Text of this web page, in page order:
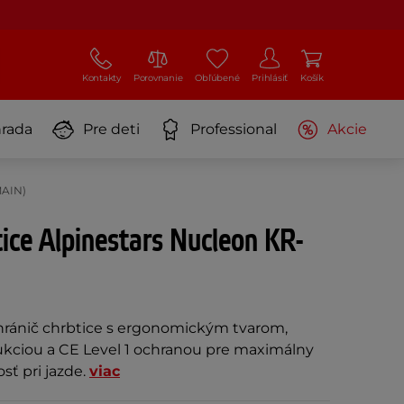
Kontakty Porovnanie Obľúbené Prihlásiť Košík
Pre deti Professional Akcie
Alpinestars Nucleon KR-
chrbtice s ergonomickým tvarom,
a CE Level 1 ochranou pre maximálny
pri jazde. viac